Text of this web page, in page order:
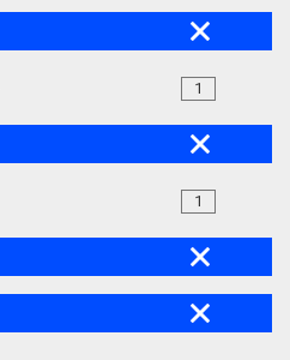
1
1